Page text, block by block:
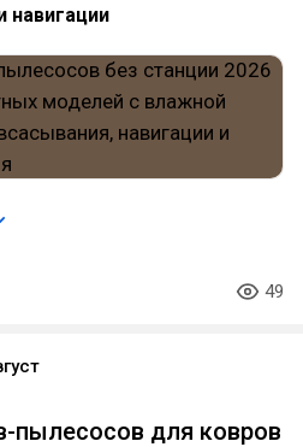
навигации
49
пылесосов для ковров